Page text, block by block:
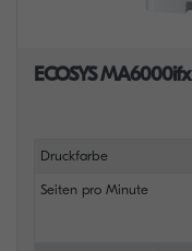
ECOSYS MA6000ifx
Druckfarbe
Seiten pro Minute